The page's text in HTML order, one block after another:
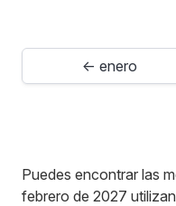
← enero
Puedes encontrar las
febrero de 2027